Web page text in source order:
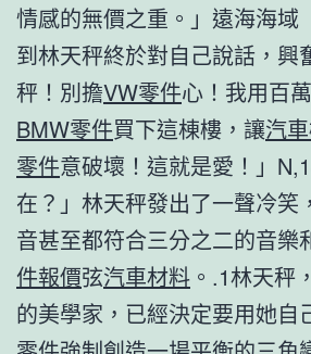
情感的無價之重。」遠海海域
到林天秤終於對自己說話，興
秤！別擔VW零件心！我用百
BMW零件買下這棟樓，讓汽
零件意破壞！這就是愛！」
在？」林天秤發出了一聲冷笑
音甚至都符合三分之二的音樂
件報價弦汽車材料 。.1林天秤
的美學家，已經決定要用她自